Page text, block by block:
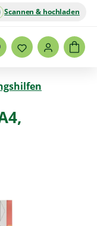
Scannen & hochladen